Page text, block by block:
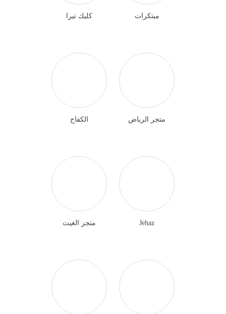
مبتكرات كليك تيرا
متجر الرياض الكفاح
Jehaz متجر الغيث